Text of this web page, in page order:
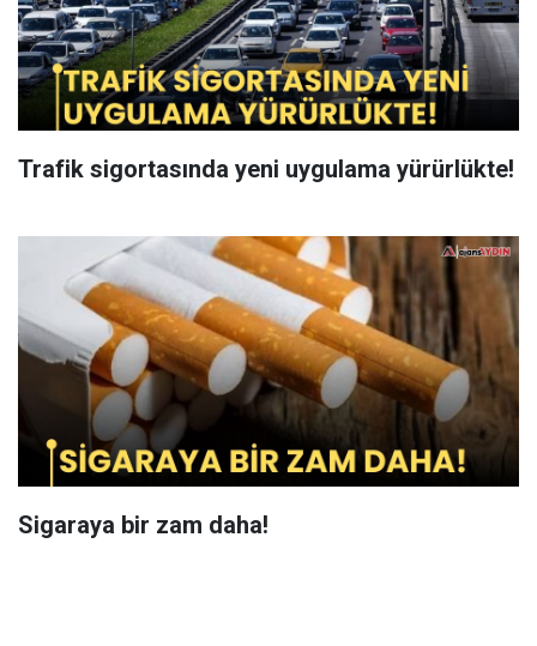
Trafik sigortasında yeni uygulama yürürlükte!
Sigaraya bir zam daha!